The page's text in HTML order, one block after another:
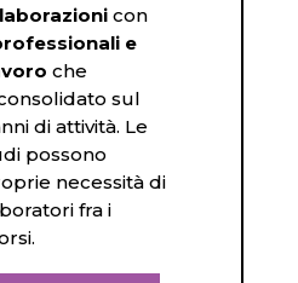
con
e
che
sul
di attività. Le
possono
necessità di
fra i